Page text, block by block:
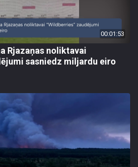
00:01:53
Rjazaņas noliktavai
sasniedz miljardu eiro